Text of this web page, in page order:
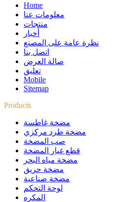
Home
معلومات عنا
منتجات
أخبار
نظرة عامة على المصنع
اتصل بنا
صالة العرض
تعليق
Mobile
Sitemap
Products
مضخة غاطسة
مضخة طرد مركزي
صب المضخة
قطع غيار المضخة
مضخة مياه البحر
مضخة حريق
مضخة صناعية
لوحة التحكم
المكره